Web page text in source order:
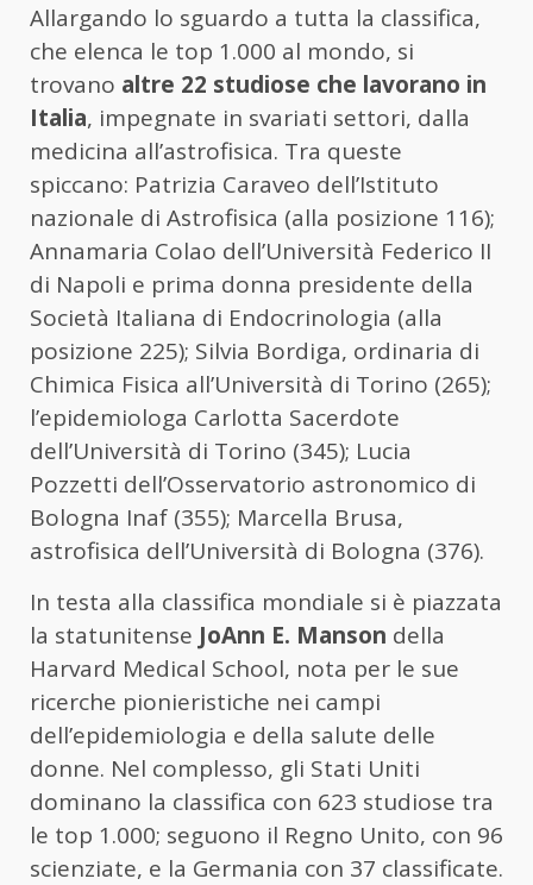
Allargando lo sguardo a tutta la classifica,
che elenca le top 1.000 al mondo, si
trovano altre 22 studiose che lavorano in
Italia, impegnate in svariati settori, dalla
medicina all’astrofisica. Tra queste
spiccano: Patrizia Caraveo dell’Istituto
nazionale di Astrofisica (alla posizione 116);
Annamaria Colao dell’Università Federico II
di Napoli e prima donna presidente della
Società Italiana di Endocrinologia (alla
posizione 225); Silvia Bordiga, ordinaria di
Chimica Fisica all’Università di Torino (265);
l’epidemiologa Carlotta Sacerdote
dell’Università di Torino (345); Lucia
Pozzetti dell’Osservatorio astronomico di
Bologna Inaf (355); Marcella Brusa,
astrofisica dell’Università di Bologna (376).
In testa alla classifica mondiale si è piazzata
la statunitense JoAnn E. Manson della
Harvard Medical School, nota per le sue
ricerche pionieristiche nei campi
dell’epidemiologia e della salute delle
donne. Nel complesso, gli Stati Uniti
dominano la classifica con 623 studiose tra
le top 1.000; seguono il Regno Unito, con 96
scienziate, e la Germania con 37 classificate.